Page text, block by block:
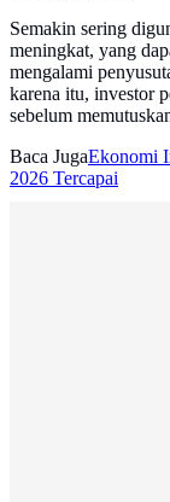
Semakin sering
meningkat, yang
mengalami
karena itu, investor
sebelum
Baca JugaEkonomi
2026 Tercapai